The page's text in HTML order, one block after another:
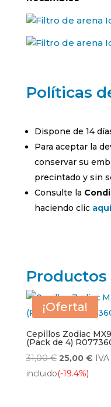
Políticas
Dispone de 14
Para aceptar la
conservar su
precintado y sin
Consulte la
haciendo clic aquí
¡Oferta!
Cepillos Zodiac MX9
(Pack de 4)
31,00€ El
precio
25,00 €ElIVA
incluido(-19.4%)